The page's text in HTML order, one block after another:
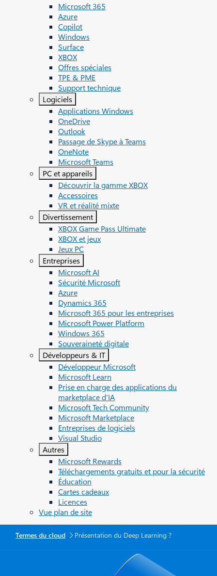
Microsoft 365
Azure
Copilot
Windows
Surface
XBOX
Offres spéciales
TPE & PME
Support technique
Logiciels
Applications Windows
OneDrive
Outlook
Passage de Skype à Teams
OneNote
Microsoft Teams
PC et appareils
Découvrir la gamme XBOX
Accessoires
VR et réalité mixte
Divertissement
XBOX Game Pass Ultimate
XBOX et jeux
Jeux PC
Entreprises
Microsoft AI
Sécurité Microsoft
Azure
Dynamics 365
Microsoft 365 pour les entreprises
Microsoft Power Platform
Windows 365
Souveraineté digitale
Développeurs & IT
Développeur Microsoft
Microsoft Learn
Prise en charge des applications du
marketplace d’IA
Microsoft Tech Community
Microsoft Marketplace
Entreprises de logiciels
Visual Studio
Autres
Microsoft Rewards
Téléchargements gratuits et pour la sécurité
Éducation
Cartes cadeaux
Licences
Vue plan de site
Termes du cloud Présentation du Deep Learning ?